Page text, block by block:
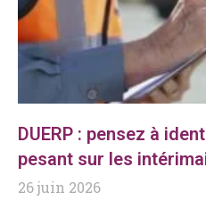
DUERP : pensez à
pesant sur les
26 juin 2026